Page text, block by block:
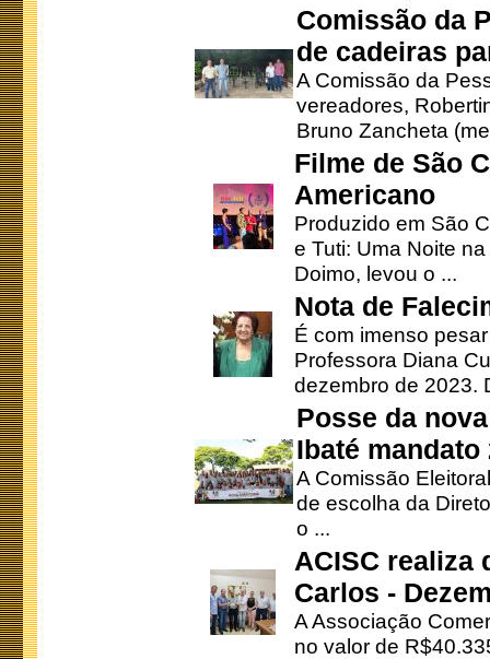
Comissão da
de cadeiras
A Comissão da
vereadores,
Bruno Zancheta
Filme de São
Americano
Produzido em São
e Tuti: Uma Noite
Doimo, levou o ...
Nota de
É com imenso
Professora Diana
dezembro de 2023.
Posse da
Ibaté mandato
A Comissão
de escolha da
o ...
ACISC realiza
Carlos -
A Associação
no valor de